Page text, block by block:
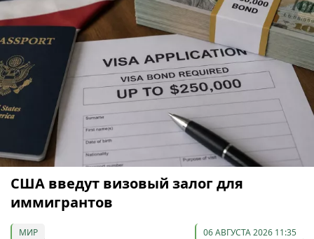
США введут визовый залог для
иммигрантов
МИР 06 АВГУСТА 2026 11:35